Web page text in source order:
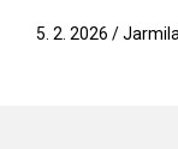
5. 2. 2026 /